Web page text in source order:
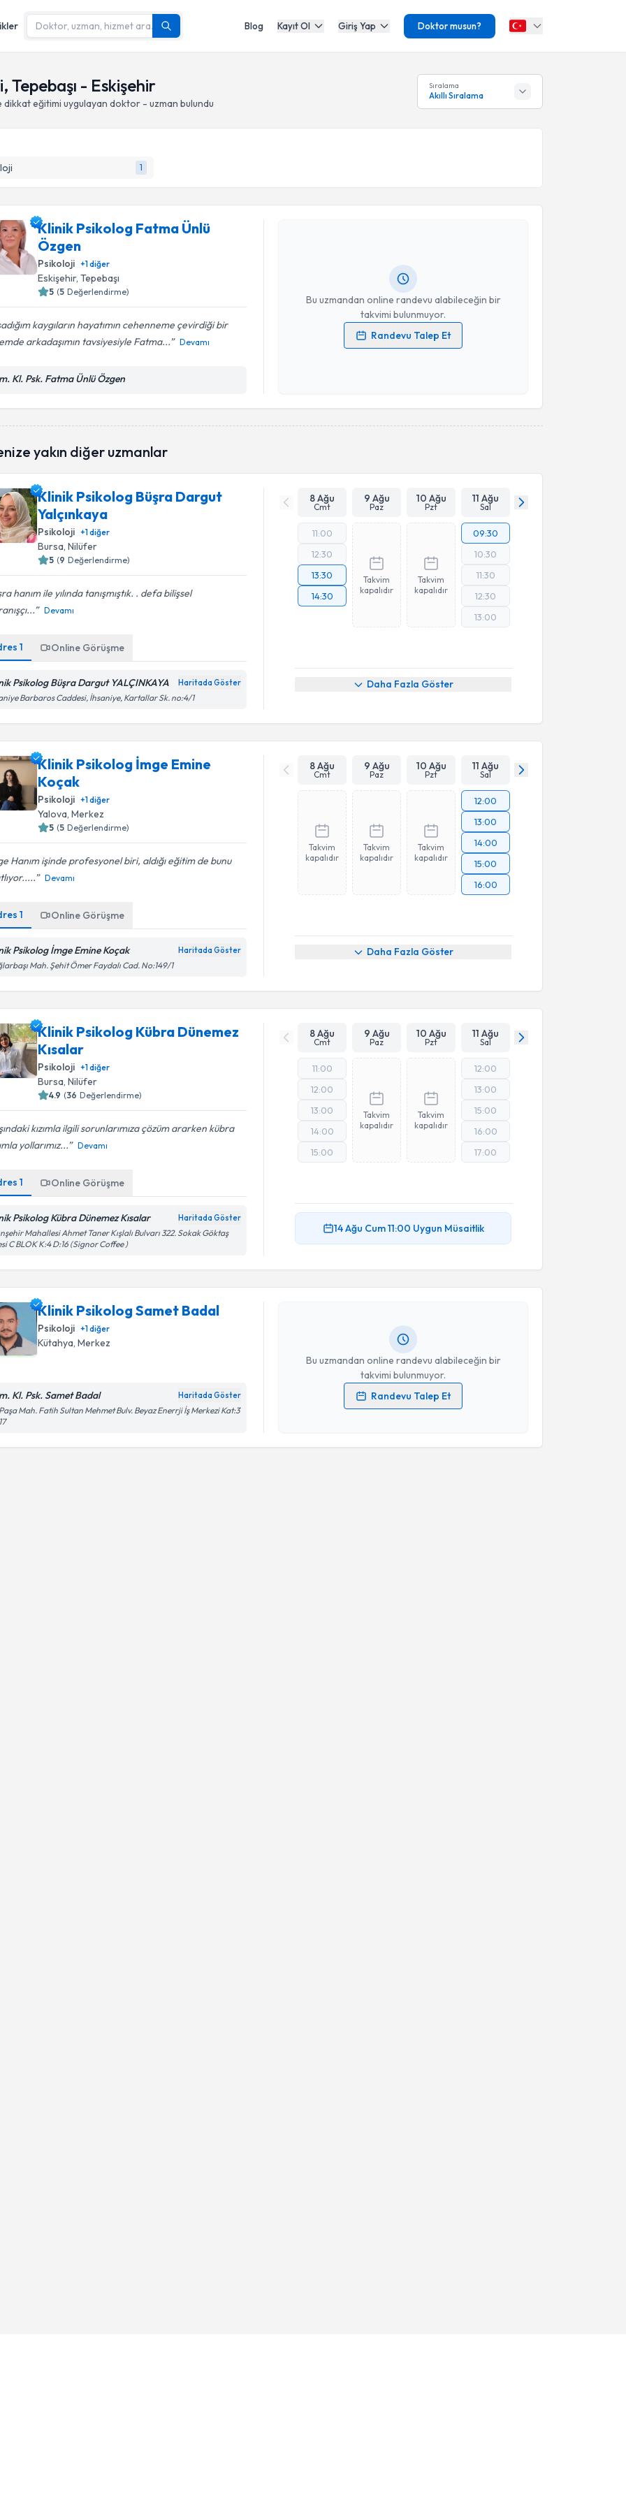
Blog Kayıt Ol Giriş Yap Doktor musun?
- Eskişehir
dikkat eğitimi uygulayan doktor - uzman bulundu
Sıralama
Akıllı Sıralama
1
Klinik Psikolog Fatma Ünlü
Özgen
Psikoloji +1diğer
Eskişehir, Tepebaşı
5 (5 Değerlendirme)
kaygıların hayatımın cehenneme çevirdiği bir
arkadaşımın tavsiyesiyle Fatma...
Devamı
Kl. Psk. Fatma Ünlü Özgen
Bu uzmandan online randevu alabileceğin bir
takvimi bulunmuyor.
Randevu Talep Et
Kişisel verilerimin işlenmesine ilişkinAydınlatma Metni
yakın diğer uzmanlar
Klinik Psikolog Büşra Dargut
Yalçınkaya
Psikoloji +1diğer
Bursa, Nilüfer
5 (9 Değerlendirme)
hanım ile yılında tanışmıştık. . defa bilişsel
Devamı
1 Online Görüşme
Psikolog Büşra Dargut YALÇINKAYA Haritada Göster
Barbaros Caddesi, İhsaniye, Kartallar Sk. no:4/1
8 Ağu
Cmt
9 Ağu
Paz
10 Ağu
Pzt
11 Ağu
Sal
11:00
12:30
13:30
14:30
Takvim
kapalıdır
Takvim
kapalıdır
09:30
10:30
11:30
12:30
13:00
Daha Fazla Göster
Klinik Psikolog İmge Emine
Koçak
Psikoloji +1diğer
Yalova, Merkez
5 (5 Değerlendirme)
Hanım işinde profesyonel biri, aldığı eğitim de bunu
Devamı
1 Online Görüşme
Psikolog İmge Emine Koçak Haritada Göster
Mah. Şehit Ömer Faydalı Cad. No:149/1
8 Ağu
Cmt
9 Ağu
Paz
10 Ağu
Pzt
11 Ağu
Sal
Takvim
kapalıdır
Takvim
kapalıdır
Takvim
kapalıdır
12:00
13:00
14:00
15:00
16:00
Daha Fazla Göster
Klinik Psikolog Kübra Dünemez
Kısalar
Psikoloji +1diğer
Bursa, Nilüfer
4.9 (36 Değerlendirme)
kızımla ilgili sorunlarımıza çözüm ararken kübra
yollarımız...
Devamı
1 Online Görüşme
Psikolog Kübra Dünemez Kısalar Haritada Göster
Mahallesi Ahmet Taner Kışlalı Bulvarı 322. Sokak Göktaş
C BLOK K:4 D:16 (Signor Coffee )
8 Ağu
Cmt
9 Ağu
Paz
10 Ağu
Pzt
11 Ağu
Sal
11:00
12:00
13:00
14:00
15:00
Takvim
kapalıdır
Takvim
kapalıdır
12:00
13:00
15:00
16:00
17:00
14 Ağu Cum11:00 Uygun Müsaitlik
Klinik Psikolog Samet Badal
Psikoloji +1diğer
Kütahya, Merkez
Kl. Psk. Samet Badal Haritada Göster
Mah. Fatih Sultan Mehmet Bulv. Beyaz Enerrji İş Merkezi Kat:3
Bu uzmandan online randevu alabileceğin bir
takvimi bulunmuyor.
Randevu Talep Et
Randevu Takvimi Talebi
Klinik Psikolog Samet Badaliçin randevu takvimi talebi
oluşturun. Size bu uzmandan randevu almanız için bir takvim
Kişisel verilerimin işlenmesine ilişkinAydınlatma Metni